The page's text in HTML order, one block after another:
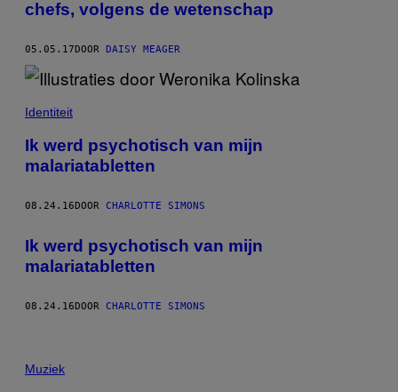
chefs, volgens de wetenschap
05.05.17DOOR DAISY MEAGER
Identiteit
Ik werd psychotisch van mijn
malariatabletten
08.24.16 DOOR CHARLOTTE SIMONS
Ik werd psychotisch van mijn
malariatabletten
08.24.16DOOR CHARLOTTE SIMONS
Muziek